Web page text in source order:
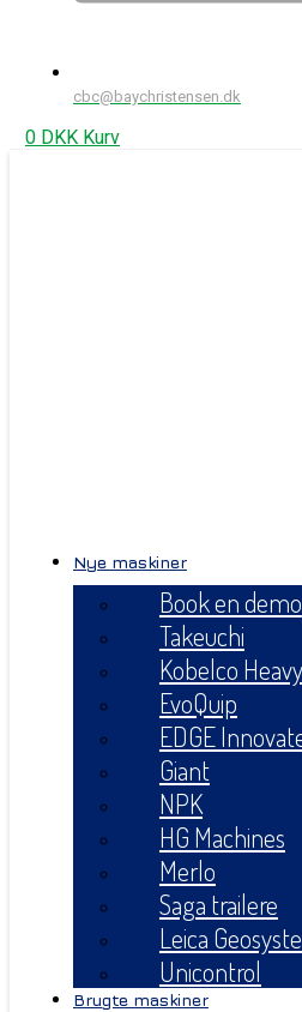
cbc@baychristensen.dk
0 DKK Kurv
Nye maskiner
Book en demo
Takeuchi
Kobelco Heavy
EvoQuip
EDGE
Giant
NPK
HG Machines
Merlo
Saga trailere
Leica
Unicontrol
Brugte maskiner